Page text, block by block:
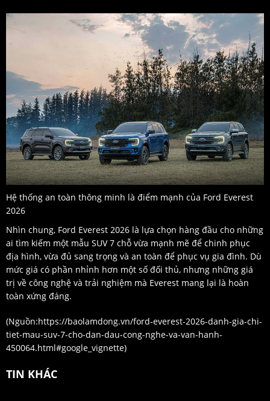
Hệ thống an toàn thông minh là điểm mạnh của Ford Everest
2026
Nhìn chung, Ford Everest 2026 là lựa chọn hàng đầu cho những
ai tìm kiếm một mẫu SUV 7 chỗ vừa mạnh mẽ để chinh phục
địa hình, vừa đủ sang trọng và an toàn để phục vụ gia đình. Dù
mức giá có phần nhỉnh hơn một số đối thủ, nhưng những giá
trị về công nghệ và trải nghiệm mà Everest mang lại là hoàn
toàn xứng đáng.
(Nguồn:https://baolamdong.vn/ford-everest-2026-danh-gia-chi-
tiet-mau-suv-7-cho-dan-dau-cong-nghe-va-van-hanh-
450064.html#google_vignette)
TIN KHÁC